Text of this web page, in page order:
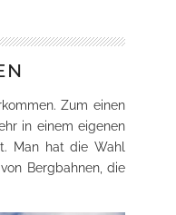
Zum einen
in einem eigenen
Man hat die Wahl
Bergbahnen, die